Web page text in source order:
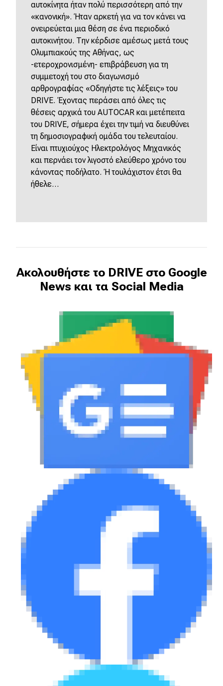
αυτοκίνητα ήταν πολύ περισσότερη από την
«κανονική». Ήταν αρκετή για να τον κάνει να
ονειρεύεται μια θέση σε ένα περιοδικό
αυτοκινήτου. Την κέρδισε αμέσως μετά τους
Ολυμπιακούς της Αθήνας, ως
-ετεροχρονισμένη- επιβράβευση για τη
συμμετοχή του στο διαγωνισμό
αρθρογραφίας «Οδηγήστε τις λέξεις» του
DRIVE. Έχοντας περάσει από όλες τις
θέσεις αρχικά του AUTOCAR και μετέπειτα
του DRIVE, σήμερα έχει την τιμή να διευθύνει
τη δημοσιογραφική ομάδα του τελευταίου.
Είναι πτυχιούχος Ηλεκτρολόγος Μηχανικός
και περνάει τον λιγοστό ελεύθερο χρόνο του
κάνοντας ποδήλατο. Ή τουλάχιστον έτσι θα
ήθελε…
Ακολουθήστε το DRIVE στο Google
News και τα Social Media